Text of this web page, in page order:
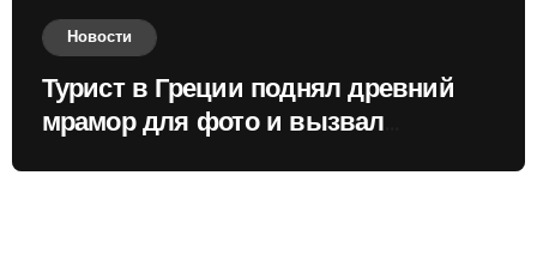
Новости
Турист в Греции поднял древний
мрамор для фото и вызвал